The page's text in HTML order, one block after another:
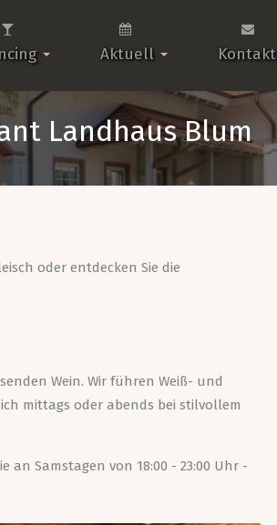
Aktuell Kontakt
Landhaus Blum
oder entdecken Sie die
Wein. Wir führen Weiß- und
mittags oder abends bei stilvollem
an Samstagen von 18:00 - 23:00 Uhr -